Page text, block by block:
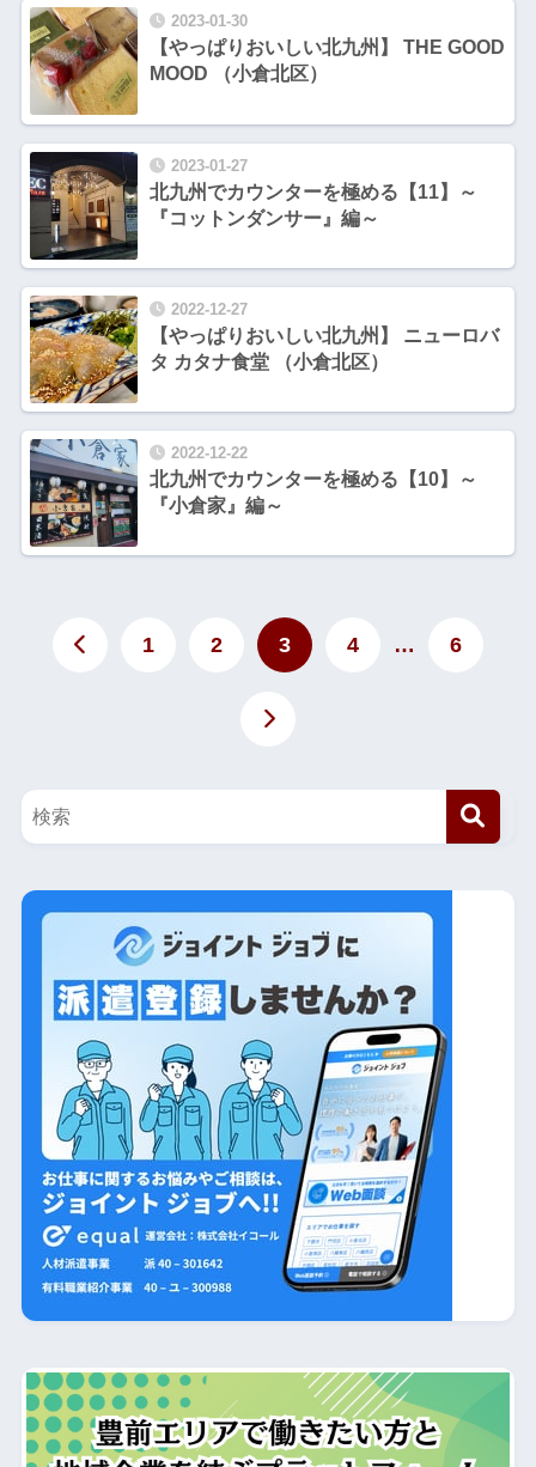
2023-01-30
【やっぱりおいしい北九州】 THE GOOD
MOOD （小倉北区）
2023-01-27
北九州でカウンターを極める【11】～
『コットンダンサー』編～
2022-12-27
【やっぱりおいしい北九州】 ニューロバ
タ カタナ食堂 （小倉北区）
2022-12-22
北九州でカウンターを極める【10】～
『小倉家』編～
1 2 3 4 … 6